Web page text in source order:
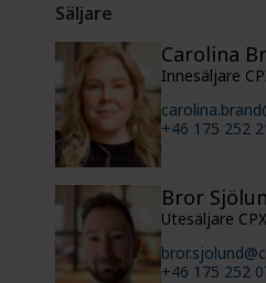
Säljare
Carolina
Innesäljare
+46 175 252
Bror
Utesäljare
+46 175 252